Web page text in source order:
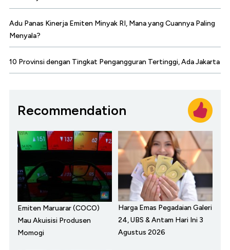
Adu Panas Kinerja Emiten Minyak RI, Mana yang Cuannya Paling
Menyala?
10 Provinsi dengan Tingkat Pengangguran Tertinggi, Ada Jakarta
Recommendation
Emiten Maruarar (COCO)
Mau Akuisisi Produsen
Momogi
Harga Emas Pegadaian Galeri
24, UBS & Antam Hari Ini 3
Agustus 2026